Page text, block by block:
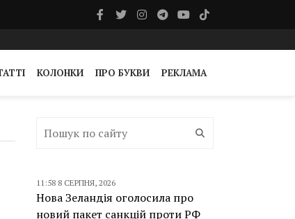
КОЛОНКИ ПРО БУКВИ РЕКЛАМА
11:58 8 СЕРПНЯ, 2026
Нова Зеландія оголосила про
новий пакет санкцій проти РФ